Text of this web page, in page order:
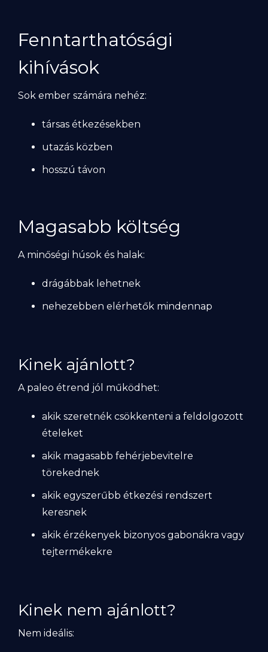
Fenntarthatósági
kihívások
Sok ember számára nehéz:
társas étkezésekben
utazás közben
hosszú távon
Magasabb költség
A minőségi húsok és halak:
drágábbak lehetnek
nehezebben elérhetők mindennap
Kinek ajánlott?
A paleo étrend jól működhet:
akik szeretnék csökkenteni a feldolgozott
ételeket
akik magasabb fehérjebevitelre
törekednek
akik egyszerűbb étkezési rendszert
keresnek
akik érzékenyek bizonyos gabonákra vagy
tejtermékekre
Kinek nem ajánlott?
Nem ideális: